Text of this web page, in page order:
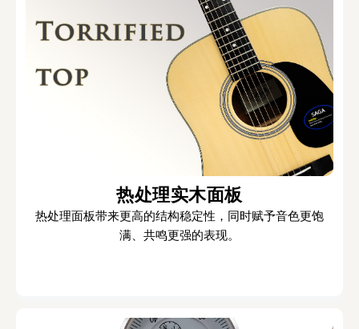
热处理实木面板
热处理面板带来更高的结构稳定性，同时赋予音色更饱
满、共鸣更强的表现。